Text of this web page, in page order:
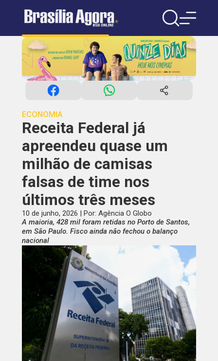
ECONOMIA
Receita Federal já
apreendeu quase um
milhão de camisas
falsas de time nos
últimos três meses
10 de junho, 2026 | Por: Agência O Globo
A maioria, 428 mil foram retidas no Porto de Santos,
em São Paulo. Fisco ainda não fechou o balanço
nacional